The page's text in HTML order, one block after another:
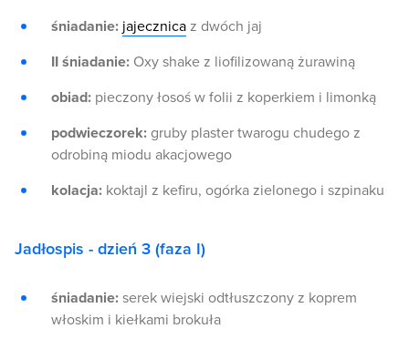
śniadanie: jajecznica z dwóch jaj
II śniadanie: Oxy shake z liofilizowaną żurawiną
obiad: pieczony łosoś w folii z koperkiem i limonką
podwieczorek: gruby plaster twarogu chudego z
odrobiną miodu akacjowego
kolacja: koktajl z kefiru, ogórka zielonego i szpinaku
Jadłospis - dzień 3 (faza I)
śniadanie: serek wiejski odtłuszczony z koprem
włoskim i kiełkami brokuła